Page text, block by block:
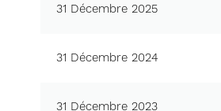
31 Décembre 2025
31 Décembre 2024
31 Décembre 2023